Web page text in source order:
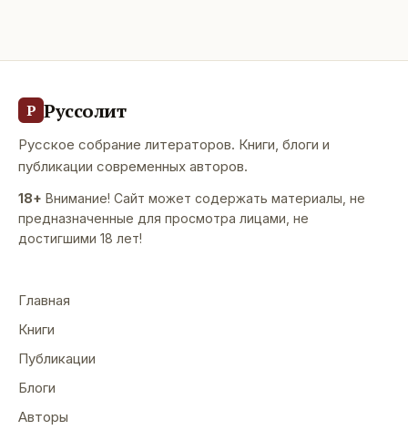
Р Руссолит
Русское собрание литераторов. Книги, блоги и
публикации современных авторов.
18+ Внимание! Сайт может содержать материалы, не
предназначенные для просмотра лицами, не
достигшими 18 лет!
Главная
Книги
Публикации
Блоги
Авторы